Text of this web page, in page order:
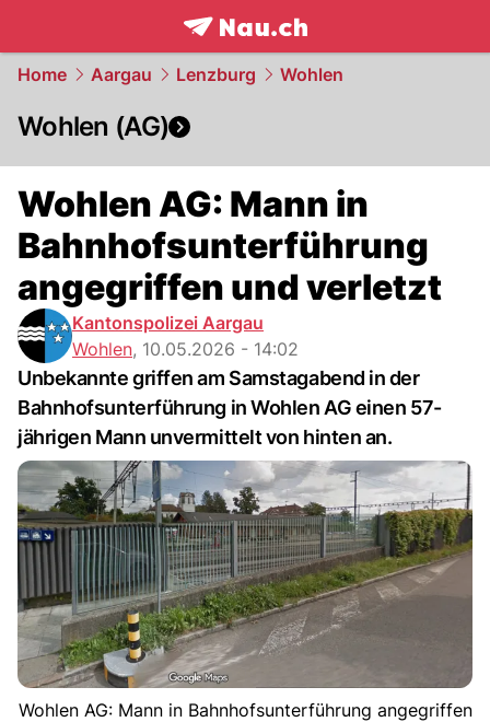
frontpage.NAU.ch
Home Aargau Lenzburg Wohlen
Wohlen (AG)
Wohlen AG: Mann in
Bahnhofsunterführung
angegriffen und verletzt
Kantonspolizei Aargau
Wohlen, 10.05.2026 - 14:02
Unbekannte griffen am Samstagabend in der
Bahnhofsunterführung in Wohlen AG einen 57-
jährigen Mann unvermittelt von hinten an.
Wohlen AG: Mann in Bahnhofsunterführung angegriffen